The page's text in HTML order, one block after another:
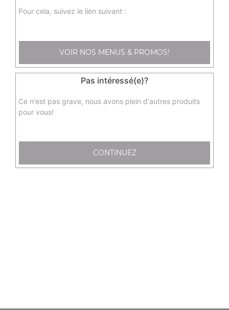
E22 - assortiment frits
8.00€
S9 - feuilles de salade pour nems
0.50€
2.20 €
Pour cela, suivez le lien suivant :
VOIR NOS MENUS & PROMOS!
Pas intéressé(e)?
Ce n'est pas grave, nous avons plein d'autres produits
pour vous!
CONTINUEZ